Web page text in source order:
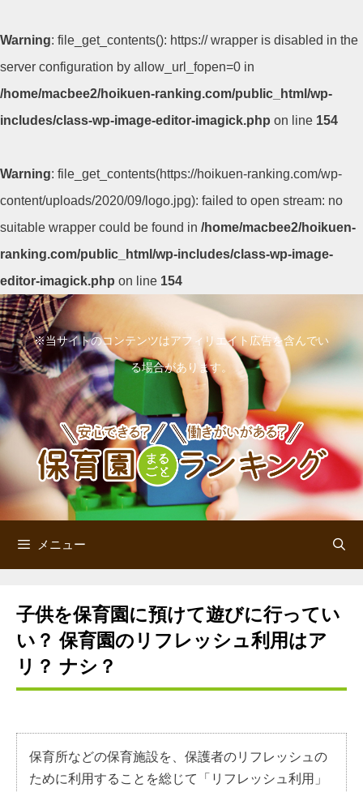
Warning: file_get_contents(): https:// wrapper is disabled in the
server configuration by allow_url_fopen=0 in
/home/macbee2/hoikuen-ranking.com/public_html/wp-
includes/class-wp-image-editor-imagick.php on line 154
Warning: file_get_contents(https://hoikuen-ranking.com/wp-
content/uploads/2020/09/logo.jpg): failed to open stream: no
suitable wrapper could be found in /home/macbee2/hoikuen-
ranking.com/public_html/wp-includes/class-wp-image-
editor-imagick.php on line 154
コ
ン
テ
ン
ツ
ス
ッ
※当サイトのコンテンツはアフィリエイト広告を含んでい
る場合があります。
メニュー
子供を保育園に預けて遊びに行ってい
い？ 保育園のリフレッシュ利用はア
リ？ ナシ？
保育所などの保育施設を、保護者のリフレッシュの
ために利用することを総じて「リフレッシュ利用」